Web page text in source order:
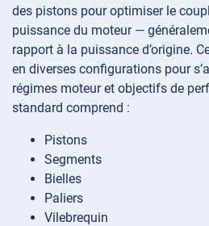
des pistons pour optimiser le
puissance du moteur —
rapport à la puissance d’origine.
en diverses configurations pour
régimes moteur et objectifs de
standard comprend :
Pistons
Segments
Bielles
Paliers
Vilebrequin